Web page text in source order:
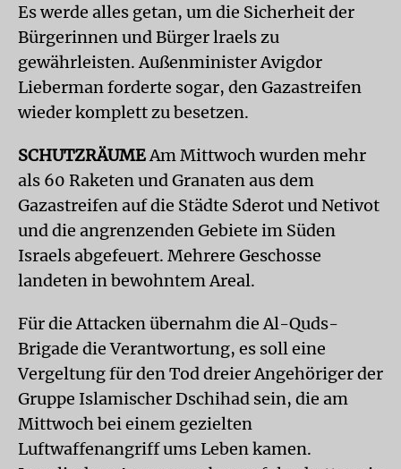
Es werde alles getan, um die Sicherheit der
Bürgerinnen und Bürger lraels zu
gewährleisten. Außenminister Avigdor
Lieberman forderte sogar, den Gazastreifen
wieder komplett zu besetzen.
SCHUTZRÄUMEAm Mittwoch wurden mehr
als 60 Raketen und Granaten aus dem
Gazastreifen auf die Städte Sderot und Netivot
und die angrenzenden Gebiete im Süden
Israels abgefeuert. Mehrere Geschosse
landeten in bewohntem Areal.
Für die Attacken übernahm die Al-Quds-
Brigade die Verantwortung, es soll eine
Vergeltung für den Tod dreier Angehöriger der
Gruppe Islamischer Dschihad sein, die am
Mittwoch bei einem gezielten
Luftwaffenangriff ums Leben kamen.